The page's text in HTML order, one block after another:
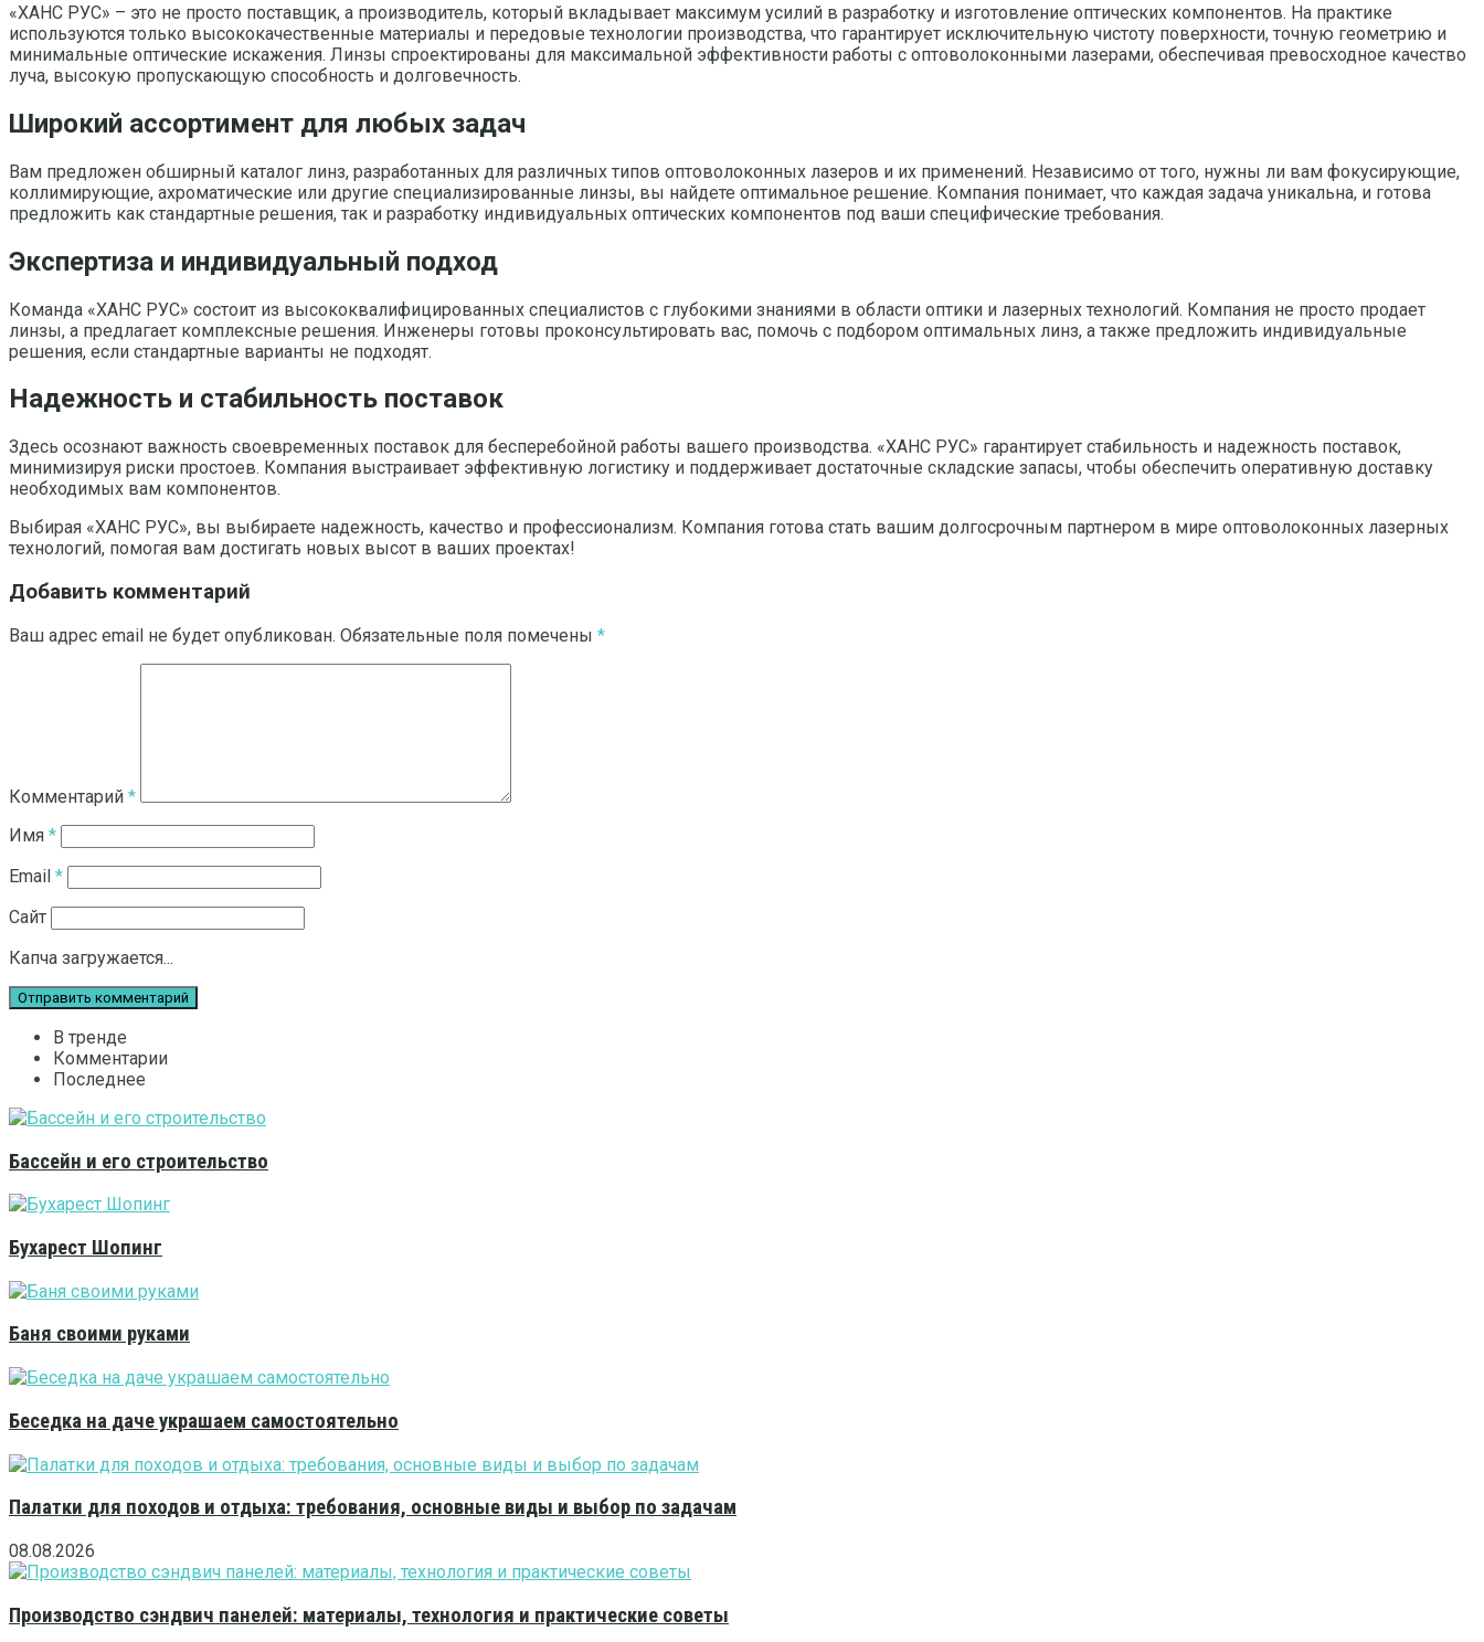
«ХАНС РУС» – это не просто поставщик, а производитель, который вкладывает максимум усилий в разработку и изготовление оптических компонентов. На практике
используются только высококачественные материалы и передовые технологии производства, что гарантирует исключительную чистоту поверхности, точную геометрию и
минимальные оптические искажения. Линзы спроектированы для максимальной эффективности работы с оптоволоконными лазерами, обеспечивая превосходное качество
луча, высокую пропускающую способность и долговечность.
Широкий ассортимент для любых задач
Вам предложен обширный каталог линз, разработанных для различных типов оптоволоконных лазеров и их применений. Независимо от того, нужны ли вам фокусирующие,
коллимирующие, ахроматические или другие специализированные линзы, вы найдете оптимальное решение. Компания понимает, что каждая задача уникальна, и готова
предложить как стандартные решения, так и разработку индивидуальных оптических компонентов под ваши специфические требования.
Экспертиза и индивидуальный подход
Команда «ХАНС РУС» состоит из высококвалифицированных специалистов с глубокими знаниями в области оптики и лазерных технологий. Компания не просто продает
линзы, а предлагает комплексные решения. Инженеры готовы проконсультировать вас, помочь с подбором оптимальных линз, а также предложить индивидуальные
решения, если стандартные варианты не подходят.
Надежность и стабильность поставок
Здесь осознают важность своевременных поставок для бесперебойной работы вашего производства. «ХАНС РУС» гарантирует стабильность и надежность поставок,
минимизируя риски простоев. Компания выстраивает эффективную логистику и поддерживает достаточные складские запасы, чтобы обеспечить оперативную доставку
необходимых вам компонентов.
Выбирая «ХАНС РУС», вы выбираете надежность, качество и профессионализм. Компания готова стать вашим долгосрочным партнером в мире оптоволоконных лазерных
технологий, помогая вам достигать новых высот в ваших проектах!
Добавить комментарий
Ваш адрес email не будет опубликован. Обязательные поля помечены *
Комментарий *
Имя *
Email *
Сайт
Капча загружается...
В тренде
Комментарии
Последнее
Бассейн и его строительство
Бухарест Шопинг
Баня своими руками
Беседка на даче украшаем самостоятельно
Палатки для походов и отдыха: требования, основные виды и выбор по задачам
08.08.2026
Производство сэндвич панелей: материалы, технология и практические советы